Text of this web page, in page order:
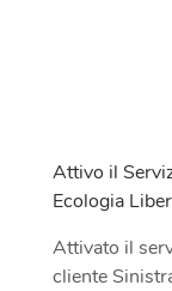
Attivo il Servizio
Ecologia Libertà
Attivato il
cliente Sinistra